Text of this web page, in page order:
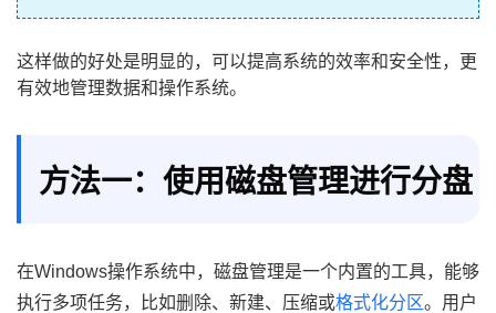
这样做的好处是明显的，可以提高系统的效率和安全性，更
有效地管理数据和操作系统。
方法一：使用磁盘管理进行分盘
在Windows操作系统中，磁盘管理是一个内置的工具，能够
执行多项任务，比如删除、新建、压缩或格式化分区。用户